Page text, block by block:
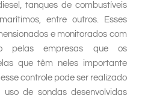
tanques de combustíveis
entre outros. Esses
e monitorados com
pelas empresas que os
que têm neles importante
controle pode ser realizado
de sondas desenvolvidas